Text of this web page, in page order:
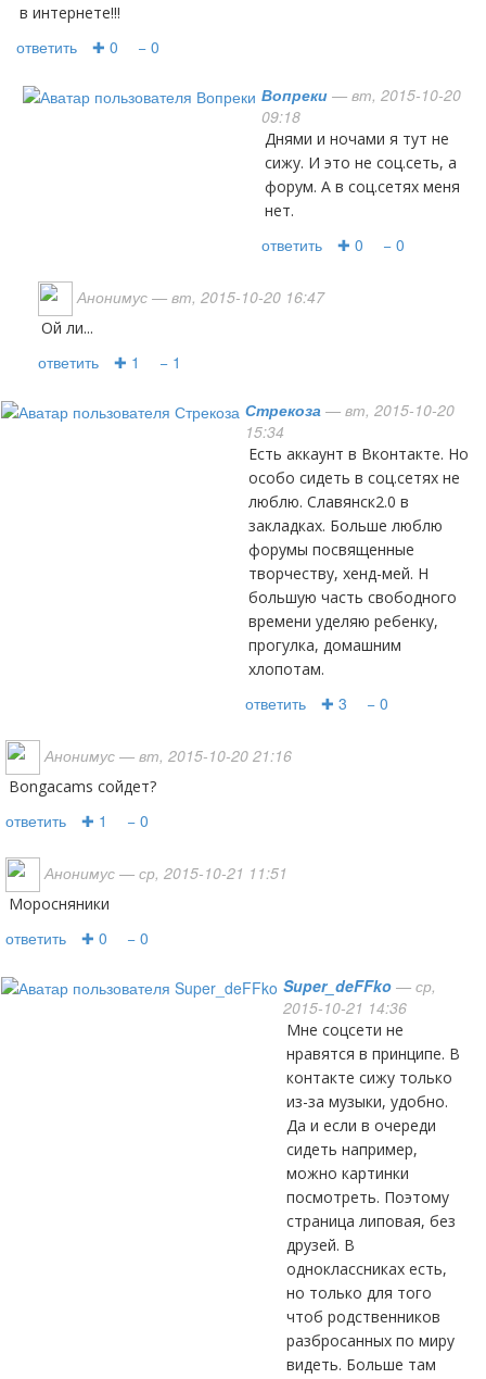
в интернете!!!
ответить ✚ 0 − 0
Вопреки — вт, 2015-10-20
09:18
Днями и ночами я тут не
сижу. И это не соц.сеть, а
форум. А в соц.сетях меня
нет.
ответить ✚ 0 − 0
Анонимус — вт, 2015-10-20 16:47
ой ли...
ответить ✚ 1 − 1
Стрекоза — вт, 2015-10-20
15:34
Есть аккаунт в Вконтакте. Но
особо сидеть в соц.сетях не
люблю. Славянск2.0 в
закладках. Больше люблю
форумы посвященные
творчеству, хенд-мей. Н
большую часть свободного
времени уделяю ребенку,
прогулка, домашним
хлопотам.
ответить ✚ 3 − 0
Анонимус — вт, 2015-10-20 21:16
bongacams сойдет?
ответить ✚ 1 − 0
Анонимус — ср, 2015-10-21 11:51
моросняники
ответить ✚ 0 − 0
Super_deFFko — ср,
2015-10-21 14:36
Мне соцсети не
нравятся в принципе. В
контакте сижу только
из-за музыки, удобно.
Да и если в очереди
сидеть например,
можно картинки
посмотреть. Поэтому
страница липовая, без
друзей. В
одноклассниках есть,
но только для того
чтоб родственников
разбросанных по миру
видеть. Больше там